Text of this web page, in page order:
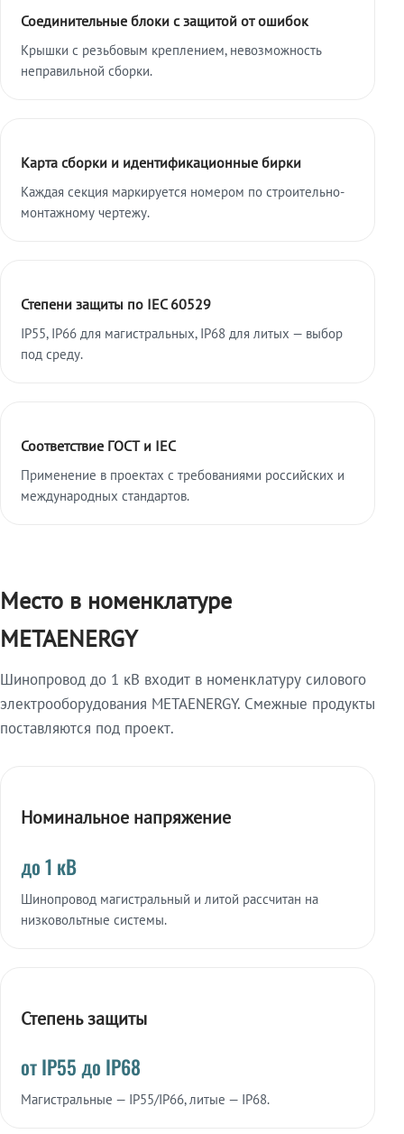
Соединительные блоки с защитой от ошибок
Крышки с резьбовым креплением, невозможность
неправильной сборки.
Карта сборки и идентификационные бирки
Каждая секция маркируется номером по строительно-
монтажному чертежу.
Степени защиты по IEC 60529
IP55, IP66 для магистральных, IP68 для литых — выбор
под среду.
Соответствие ГОСТ и IEC
Применение в проектах с требованиями российских и
международных стандартов.
Место в номенклатуре
METAENERGY
Шинопровод до 1 кВ входит в номенклатуру силового
электрооборудования METAENERGY. Смежные продукты
поставляются под проект.
Номинальное напряжение
до 1 кВ
Шинопровод магистральный и литой рассчитан на
низковольтные системы.
Степень защиты
от IP55 до IP68
Магистральные — IP55/IP66, литые — IP68.